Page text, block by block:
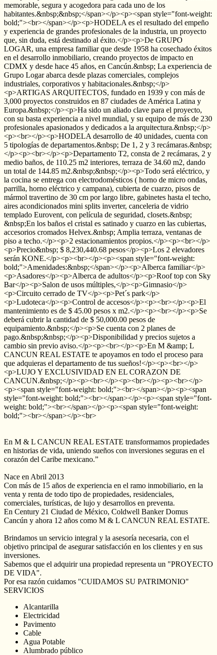
memorable, segura y acogedora para cada uno de los
habitantes.&nbsp;&nbsp;</span></p><p><span style="font-weight:
bold;"><br></span></p><p>HODELA es el resultado del empeño
y experiencia de grandes profesionales de la industria, un proyecto
que, sin duda, está destinado al éxito.</p><p>De GRUPO
LOGAR, una empresa familiar que desde 1958 ha cosechado éxitos
en el desarrollo inmobiliario, creando proyectos de impacto en
CDMX y desde hace 45 años, en Cancún.&nbsp; La experiencia de
Grupo Logar abarca desde plazas comerciales, complejos
industriales, corporativos y habitacionales.&nbsp;</p>
<p>ARTIGAS ARQUITECTOS, fundado en 1939 y con más de
3,000 proyectos construidos en 87 ciudades de América Latina y
Europa.&nbsp;</p><p>Ha sido un aliado clave para el proyecto,
con su basta experiencia a nivel mundial, y su equipo de más de 230
profesionales apasionados y dedicados a la arquitectura.&nbsp;</p>
<p><br></p><p>HODELA desarrollo de 40 unidades, cuenta con
5 tipologías de departamentos.&nbsp; De 1, 2 y 3 recámaras.&nbsp;
</p><p><br></p><p>Departamento T2, consta de 2 recámaras, 2 y
medio baños, de 110.25 m2 interiores, terraza de 34.60 m2, dando
un total de 144.85 m2.&nbsp;&nbsp;</p><p>Todo será eléctrico, y
la cocina se entrega con electrodomésticos ( horno de micro ondas,
parrilla, horno eléctrico y campana), cubierta de cuarzo, pisos de
mármol travertino de 30 cm por largo libre, gabinetes hasta el techo,
aires acondicionados mini splits inverter, canceleria de vidrio
templado Eurovent, con película de seguridad, closets.&nbsp;
&nbsp;En los baños el cristal es satinado y cuarzo en las cubiertas,
accesorios cromados Helvex.&nbsp; Amplia terraza, ventanas de
piso a techo.</p><p>2 estacionamientos propios.</p><p><br></p>
<p>Precio&nbsp; $ 8,230,440.68 pesos</p><p>Los 2 elevadores
serán KONE.</p><p><br></p><p><span style="font-weight:
bold;">Amenidades:&nbsp;</span></p><p>Alberca familiar</p>
<p>Asadores</p><p>Alberca de adultos</p><p>Roof top con Sky
Bar</p><p>Salon de usos múltiples,</p><p>Gimnasio</p>
<p>Circuito cerrado de TV</p><p>Pet´s park</p>
<p>Ludoteca</p><p>Control de accesos</p><p><br></p><p>El
mantenimiento es de $ 45.00 pesos x m2.</p><p><br></p><p>Se
deberá cubrir la cantidad de $ 50,000.00 pesos de
equipamiento.&nbsp;</p><p>Se cuenta con 2 planes de
pago.&nbsp;&nbsp;</p><p>Disponibilidad y precios sujetos a
cambio sin previo aviso.</p><p><br></p><p>En M &amp; L
CANCUN REAL ESTATE te apoyamos en todo el proceso para
que adquieras el departamento de tus sueños!</p><p><br></p>
<p>LUJO Y EXCLUSIVIDAD EN EL CORAZON DE
CANCUN.&nbsp;</p><p><br></p><p><br></p><p><br></p>
<p><span style="font-weight: bold;"><br></span></p><p><span
style="font-weight: bold;"><br></span></p><p><span style="font-
weight: bold;"><br></span></p><p><span style="font-weight:
bold;"><br></span></p><br>
En M & L CANCUN REAL ESTATE transformamos propiedades
en historias de vida, uniendo sueños con inversiones seguras en el
corazón del Caribe mexicano.”
Nace en Abril 2013
Con más de 15 años de experiencia en el ramo inmobiliario, en la
venta y renta de todo tipo de propiedades, residenciales,
comerciales, turísticas, de lujo y desarrollos en preventa.
En Century 21 Ciudad de México, Coldwell Banker Domus
Cancún y ahora 12 años como M & L CANCUN REAL ESTATE.
Brindamos un servicio integral y la asesoría necesaria, con el
objetivo principal de asegurar satisfacción en los clientes y en sus
inversiones.
Sabemos que el adquirir una propiedad representa un "PROYECTO
DE VIDA".
Por esa razón cuidamos "CUIDAMOS SU PATRIMONIO"
SERVICIOS
Alcantarilla
Electricidad
Pavimento
Cable
Agua Potable
Alumbrado público